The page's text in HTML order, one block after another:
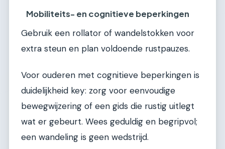
Mobiliteits- en cognitieve beperkingen
Gebruik een rollator of wandelstokken voor
extra steun en plan voldoende rustpauzes.
Voor ouderen met cognitieve beperkingen is
duidelijkheid key: zorg voor eenvoudige
bewegwijzering of een gids die rustig uitlegt
wat er gebeurt. Wees geduldig en begripvol;
een wandeling is geen wedstrijd.